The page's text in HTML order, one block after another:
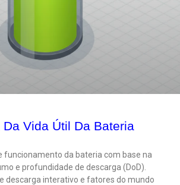
Vida Útil Da Bateria
funcionamento da bateria com base na
e profundidade de descarga (DoD).
descarga interativo e fatores do mundo